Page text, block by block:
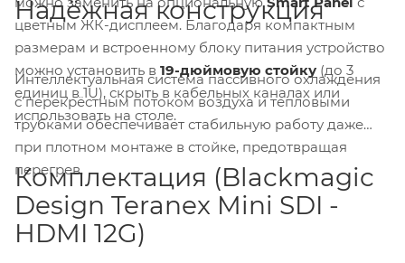
цветным ЖК-дисплеем. Благодаря компактным
размерам и встроенному блоку питания устройство
можно установить в 19-дюймовую стойку (до 3
единиц в 1U), скрыть в кабельных каналах или
использовать на столе.
Надёжная конструкция
Интеллектуальная система пассивного охлаждения
с перекрёстным потоком воздуха и тепловыми
трубками обеспечивает стабильную работу даже
при плотном монтаже в стойке, предотвращая
перегрев.
Комплектация (Blackmagic
Design Teranex Mini SDI -
HDMI 12G)